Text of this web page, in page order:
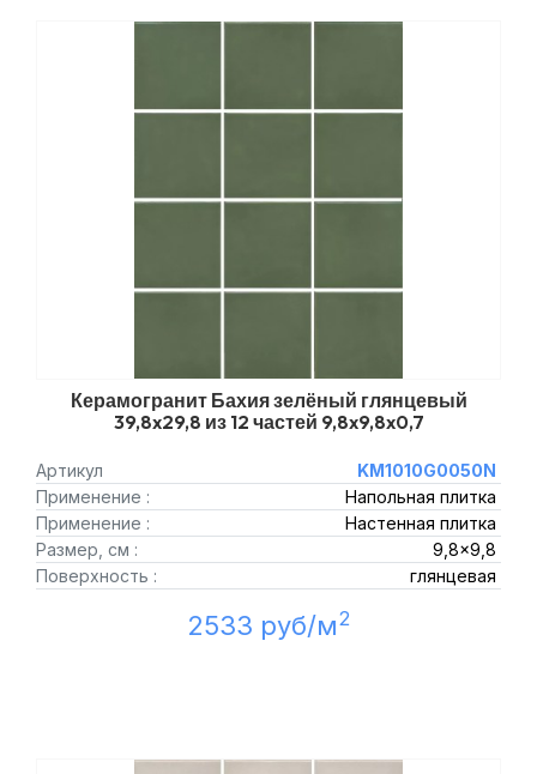
Керамогранит Бахия зелёный глянцевый
39,8x29,8 из 12 частей 9,8x9,8x0,7
Артикул
KM1010G0050N
Применение :
Напольная плитка
Применение :
Настенная плитка
Размер, см :
9,8x9,8
Поверхность :
глянцевая
2533 руб/м2